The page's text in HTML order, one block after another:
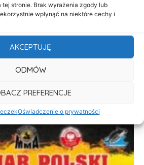
stronie. Brak wyrażenia zgody lub
wpłynąć na niektóre cechy i
AKCEPTUJĘ
ODMÓW
PREFERENCJE
Oświadczenie o prywatności